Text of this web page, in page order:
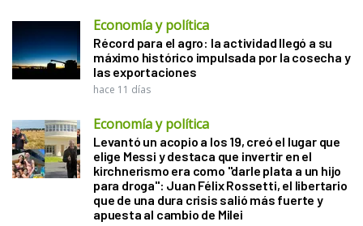
Economía y política
Récord para el agro: la actividad llegó a su
máximo histórico impulsada por la cosecha y
las exportaciones
hace 11 días
Economía y política
Levantó un acopio a los 19, creó el lugar que
elige Messi y destaca que invertir en el
kirchnerismo era como "darle plata a un hijo
para droga": Juan Félix Rossetti, el libertario
que de una dura crisis salió más fuerte y
apuesta al cambio de Milei